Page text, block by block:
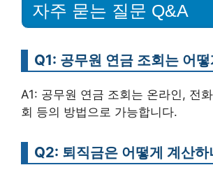
자주 묻는 질문 Q&A
Q1: 공무원 연금 조회는 어
A1: 공무원 연금 조회는 온라인, 전
회 등의 방법으로 가능합니다.
Q2: 퇴직금은 어떻게 계산하